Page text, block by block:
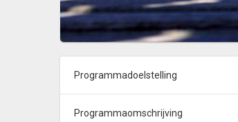
Programmadoelstelling
Programmaomschrijving